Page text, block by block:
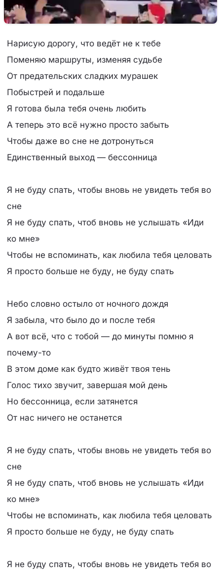
Нарисую дорогу, что ведёт не к тебе
Поменяю маршруты, изменяя судьбе
От предательских сладких мурашек
Побыстрей и подальше
Я готова была тебя очень любить
А теперь это всё нужно просто забыть
Чтобы даже во сне не дотронуться
Единственный выход — бессонница
Я не буду спать, чтобы вновь не увидеть тебя во
сне
Я не буду спать, чтоб вновь не услышать «Иди
ко мне»
Чтобы не вспоминать, как любила тебя целовать
Я просто больше не буду, не буду спать
Небо словно остыло от ночного дождя
Я забыла, что было до и после тебя
А вот всё, что с тобой — до минуты помню я
почему-то
В этом доме как будто живёт твоя тень
Голос тихо звучит, завершая мой день
Но бессонница, если затянется
От нас ничего не останется
Я не буду спать, чтобы вновь не увидеть тебя во
сне
Я не буду спать, чтоб вновь не услышать «Иди
ко мне»
Чтобы не вспоминать, как любила тебя целовать
Я просто больше не буду, не буду спать
Я не буду спать, чтобы вновь не увидеть тебя во